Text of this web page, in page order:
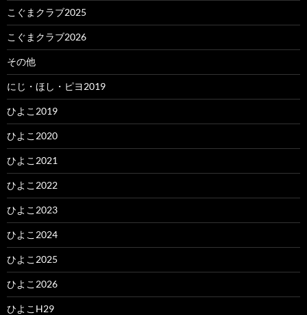
こぐまクラブ2025
こぐまクラブ2026
その他
にじ・ほし・ピヨ2019
ひよこ2019
ひよこ2020
ひよこ2021
ひよこ2022
ひよこ2023
ひよこ2024
ひよこ2025
ひよこ2026
ひよこH29